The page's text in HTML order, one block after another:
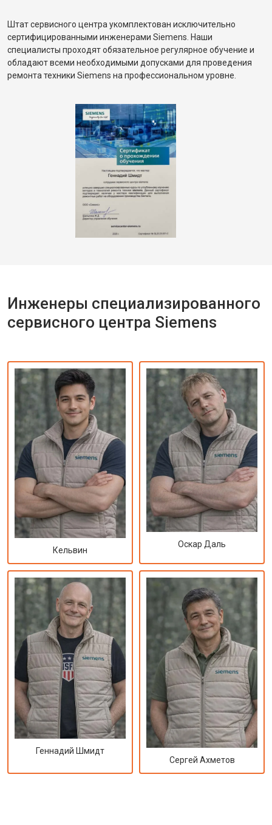
Штат сервисного центра укомплектован исключительно
сертифицированными инженерами Siemens. Наши
специалисты проходят обязательное регулярное обучение и
обладают всеми необходимыми допусками для проведения
ремонта техники Siemens на профессиональном уровне.
Инженеры специализированного
сервисного центра Siemens
Кельвин
Оскар Даль
Геннадий Шмидт
Сергей Ахметов